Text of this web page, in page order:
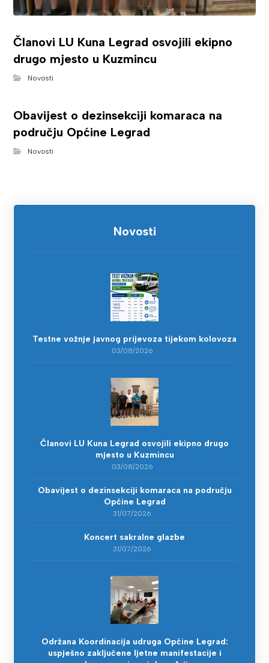
Članovi LU Kuna Legrad osvojili ekipno
drugo mjesto u Kuzmincu
Novosti
Obavijest o dezinsekciji komaraca na
području Općine Legrad
Novosti
Novosti
Testne vožnje javnog prijevoza tijekom kolovoza
03/08/2026
Članovi LU Kuna Legrad osvojili ekipno drugo
mjesto u Kuzmincu
03/08/2026
Obavijest o dezinsekciji komaraca na području
Općine Legrad
31/07/2026
Koncert sakralne glazbe
31/07/2026
Održana Koordinacija udruga Općine Legrad:
uspješno zaključene ljetne manifestacije i